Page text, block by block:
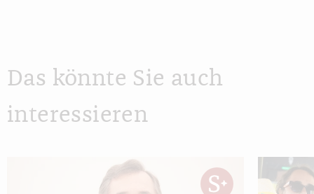
Das könnte Sie auch
interessieren